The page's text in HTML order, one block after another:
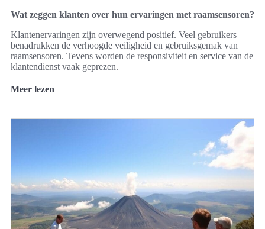
Wat zeggen klanten over hun ervaringen met raamsensoren?
Klantenervaringen zijn overwegend positief. Veel gebruikers
benadrukken de verhoogde veiligheid en gebruiksgemak van
raamsensoren. Tevens worden de responsiviteit en service van de
klantendienst vaak geprezen.
Meer lezen